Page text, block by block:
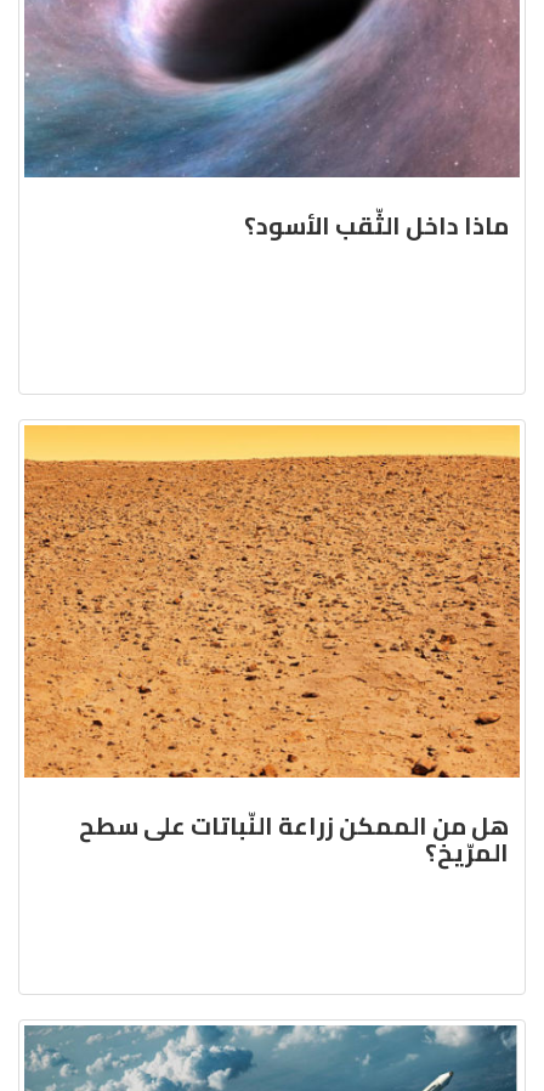
ماذا داخل الثّقب الأسود؟
هل من الممكن زراعة النّباتات على سطح
المرّيخ؟